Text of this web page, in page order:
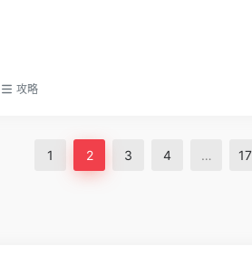
攻略
1 2 3 4 … 17